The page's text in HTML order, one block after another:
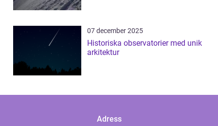
07 december 2025
Historiska observatorier med unik
arkitektur
Adress